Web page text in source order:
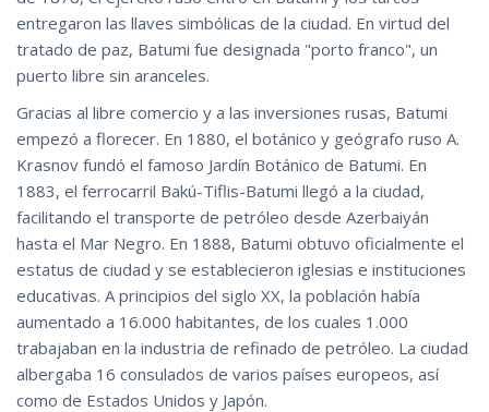
entregaron las llaves simbólicas de la ciudad. En virtud del
tratado de paz, Batumi fue designada "porto franco", un
puerto libre sin aranceles.
Gracias al libre comercio y a las inversiones rusas, Batumi
empezó a florecer. En 1880, el botánico y geógrafo ruso A.
Krasnov fundó el famoso Jardín Botánico de Batumi. En
1883, el ferrocarril Bakú-Tiflis-Batumi llegó a la ciudad,
facilitando el transporte de petróleo desde Azerbaiyán
hasta el Mar Negro. En 1888, Batumi obtuvo oficialmente el
estatus de ciudad y se establecieron iglesias e instituciones
educativas. A principios del siglo XX, la población había
aumentado a 16.000 habitantes, de los cuales 1.000
trabajaban en la industria de refinado de petróleo. La ciudad
albergaba 16 consulados de varios países europeos, así
como de Estados Unidos y Japón.